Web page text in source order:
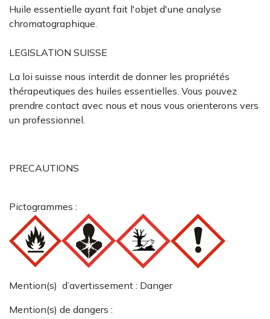
Huile essentielle ayant fait l'objet d'une analyse
chromatographique.
LEGISLATION SUISSE
La loi suisse nous interdit de donner les propriétés
thérapeutiques des huiles essentielles. Vous pouvez
prendre contact avec nous et nous vous orienterons vers
un professionnel.
PRECAUTIONS
Pictogrammes :
Mention(s) d’avertissement : Danger
Mention(s) de dangers :